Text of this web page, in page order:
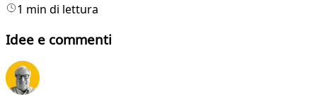
1 min di lettura
Idee e commenti